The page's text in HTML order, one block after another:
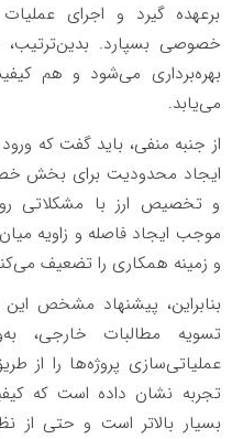
برعهده گیرد و اجرای
خصوصی بسپارد.
بهره‌برداری می‌شود و هم
می‌یابد.
از جنبه منفی، باید گفت که
ایجاد محدودیت برای بخش
و تخصیص ارز با مشکلاتی
موجب ایجاد فاصله و زاویه
و زمینه همکاری را تضعیف
بنابراین، پیشنهاد مشخص
تسویه مطالبات خارجی،
عملیاتی‌سازی پروژه‌ها را
تجربه نشان داده است که
بسیار بالاتر است و حتی